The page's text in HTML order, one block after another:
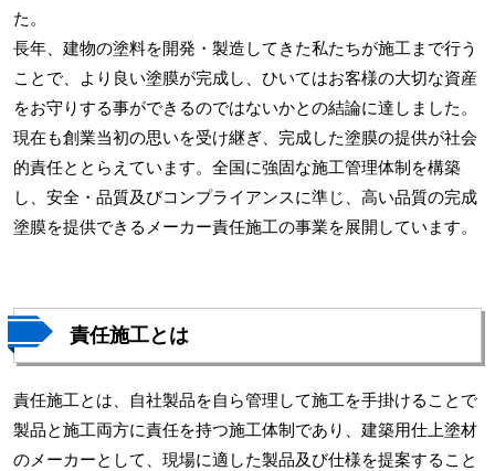
た。
長年、建物の塗料を開発・製造してきた私たちが施工まで行う
ことで、より良い塗膜が完成し、ひいてはお客様の大切な資産
をお守りする事ができるのではないかとの結論に達しました。
現在も創業当初の思いを受け継ぎ、完成した塗膜の提供が社会
的責任ととらえています。全国に強固な施工管理体制を構築
し、安全・品質及びコンプライアンスに準じ、高い品質の完成
塗膜を提供できるメーカー責任施工の事業を展開しています。
責任施工とは
責任施工とは、自社製品を自ら管理して施工を手掛けることで
製品と施工両方に責任を持つ施工体制であり、建築用仕上塗材
のメーカーとして、現場に適した製品及び仕様を提案すること